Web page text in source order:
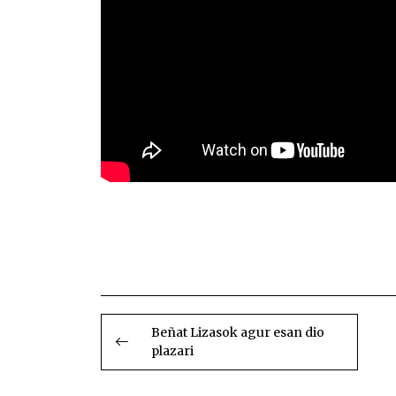
BIDALKETETAN
ZEHAR
NABIGATU
Beñat Lizasok agur esan dio
plazari